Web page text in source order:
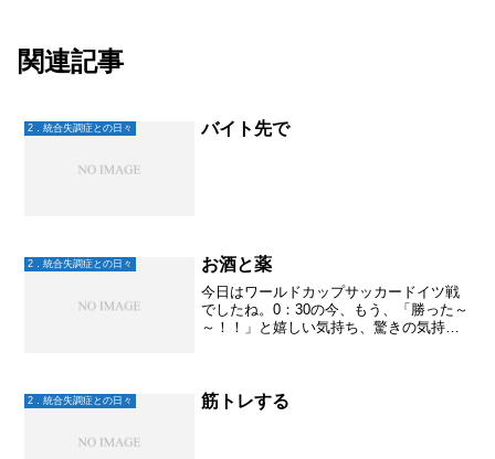
関連記事
2．統合失調症との日々 バイト先で
2．統合失調症との日々 お酒と薬
今日はワールドカップサッカードイツ戦
でしたね。0：30の今、もう、「勝った～
～！！」と嬉しい気持ち、驚きの気持ち
実は昨日もおとといも...
2．統合失調症との日々 筋トレする